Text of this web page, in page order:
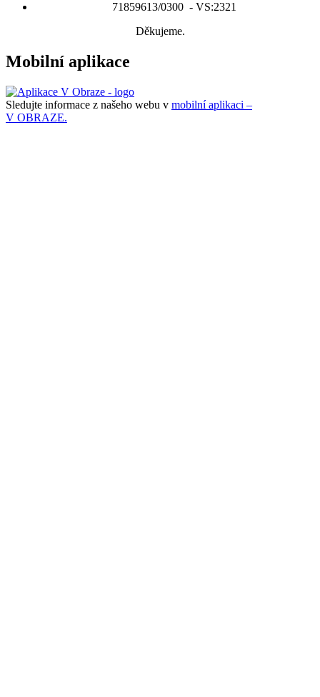
71859613/0300 - VS:2321
Děkujeme.
Mobilní aplikace
Sledujte informace z našeho webu v mobilní aplikaci –
V OBRAZE.